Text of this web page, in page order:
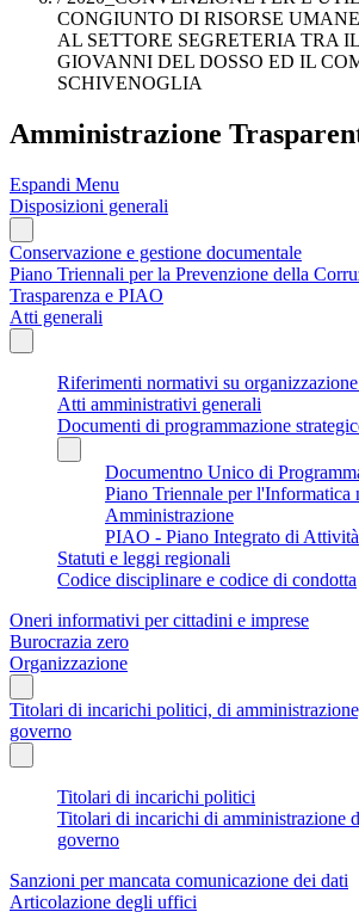
CONGIUNTO DI RISORSE
AL SETTORE SEGRETERIA TRA
GIOVANNI DEL DOSSO ED IL
SCHIVENOGLIA
Amministrazione
Espandi Menu
Disposizioni generali
Conservazione e gestione documentale
Piano Triennali per la Prevenzione della
Trasparenza e PIAO
Atti generali
Riferimenti normativi su
Atti amministrativi generali
Documenti di programmazione
Documentno Unico di
Piano Triennale per l'Informatica
Amministrazione
PIAO - Piano Integrato di
Statuti e leggi regionali
Codice disciplinare e codice di condotta
Oneri informativi per cittadini e imprese
Burocrazia zero
Organizzazione
Titolari di incarichi politici, di
governo
Titolari di incarichi politici
Titolari di incarichi di amministrazione
governo
Sanzioni per mancata comunicazione dei dati
Articolazione degli uffici